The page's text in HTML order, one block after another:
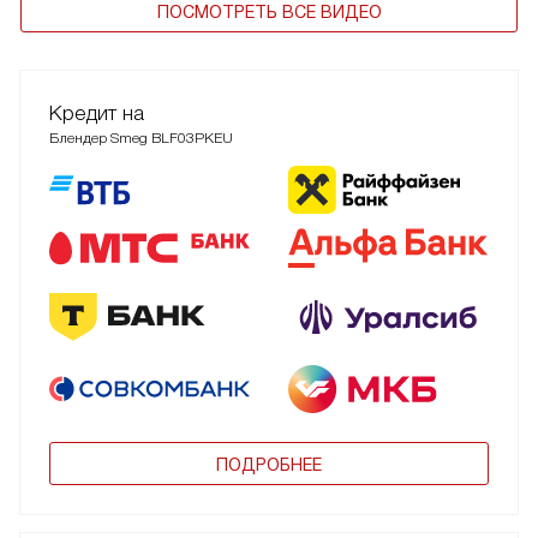
ПОСМОТРЕТЬ ВСЕ ВИДЕО
Кредит на
Блендер Smeg BLF03PKEU
ПОДРОБНЕЕ